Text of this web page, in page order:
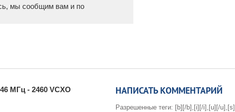
мы сообщим вам и по
МГц - 2460 VCXO
НАПИСАТЬ КОММЕНТАРИЙ
Разрешенные теги: [b][/b],[i][/i],[u][/